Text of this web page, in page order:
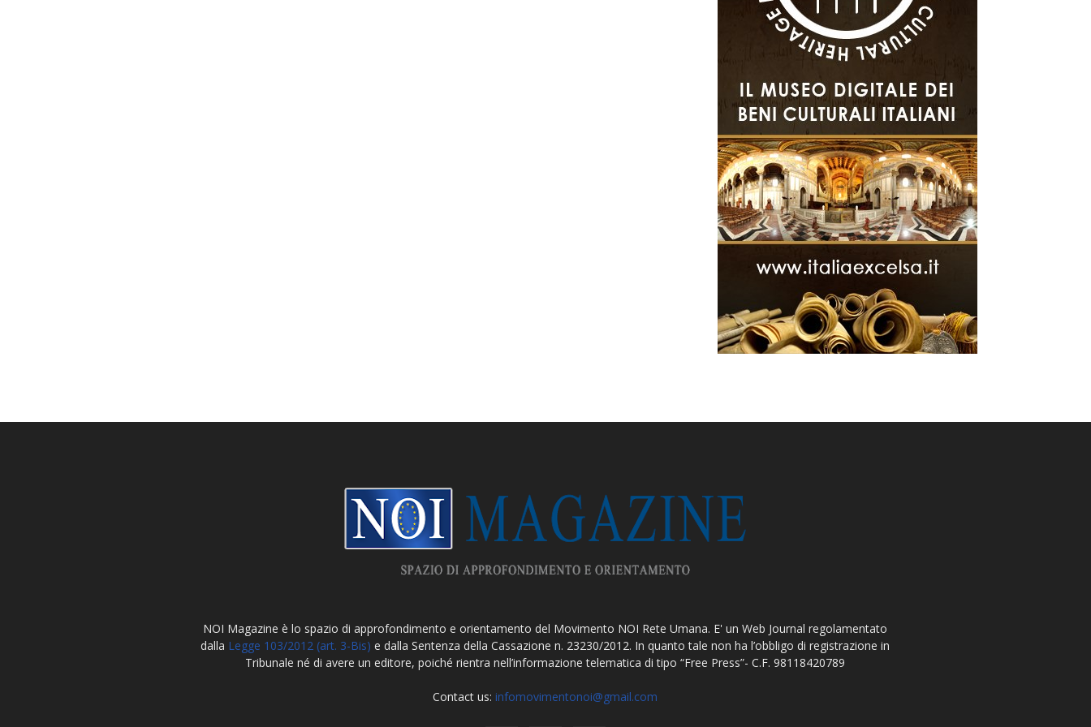
NOI Magazine è lo spazio di approfondimento e orientamento del Movimento NOI Rete Umana. E' un Web Journal regolamentato
dalla Legge 103/2012 (art. 3-Bis) e dalla Sentenza della Cassazione n. 23230/2012. In quanto tale non ha l’obbligo di registrazione in
Tribunale né di avere un editore, poiché rientra nell’informazione telematica di tipo “Free Press”- C.F. 98118420789
Contact us: infomovimentonoi@gmail.com